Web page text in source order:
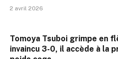
2 avril 2026
Tomoya Tsuboi grimpe en
invaincu 3-0, il accède à la